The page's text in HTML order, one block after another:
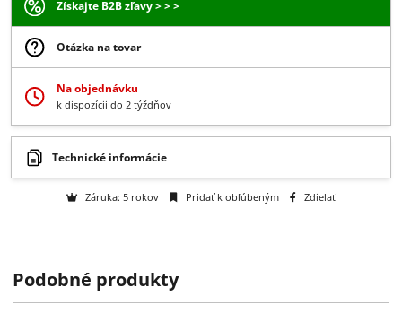
na dopyt
Otázka na tovar
Technické informácie
Podobné produkty